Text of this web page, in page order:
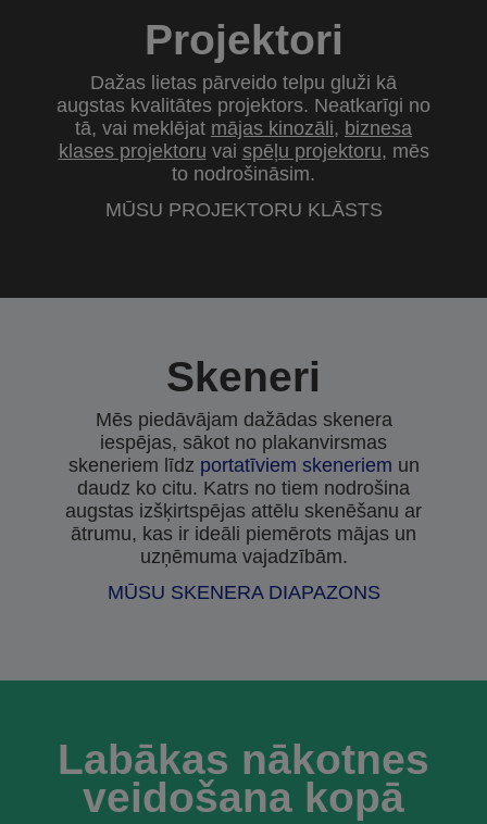
Projektori
Dažas lietas pārveido telpu gluži kā
augstas kvalitātes projektors. Neatkarīgi no
tā, vai meklējat mājas kinozāli, biznesa
klases projektoru vai spēļu projektoru, mēs
to nodrošināsim.
MŪSU PROJEKTORU KLĀSTS
Skeneri
Mēs piedāvājam dažādas skenera
iespējas, sākot no plakanvirsmas
skeneriem līdz portatīviem skeneriem un
daudz ko citu. Katrs no tiem nodrošina
augstas izšķirtspējas attēlu skenēšanu ar
ātrumu, kas ir ideāli piemērots mājas un
uzņēmuma vajadzībām.
MŪSU SKENERA DIAPAZONS
Labākas nākotnes
veidošana kopā